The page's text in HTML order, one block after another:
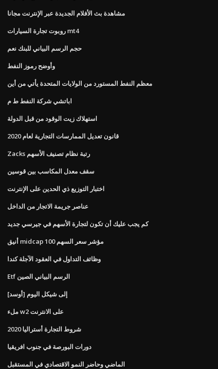
مشاهدة بث الأفلام الجديدة عبر الإنترنت مجانا
روبوت تجارة السيارات mt4
حجم الرسم البياني للبنك نعم
وأوضح رموز النفط
معظم النفط المستورد من الولايات المتحدة يأتي من أين
اباتشي شركة النفط ط م
استهلاك زيت الوقود من قبل الدولة
قانون تعديل الممارسات التجارية لعام 2020
Zacks رتبة نظام تصنيف الأسهم
سقف معدل المكاسب بين قوسين
اختبار التوزيع ذي الحدين على الإنترنت
عناصر جريمة الاتجار من الداخل
كم يجب عليك أن تكون لتجارة الأسهم في جيرسي جديد
أنيق midcap 100 مؤشر سعر السهم
وظائف التداول في العقود الآجلة كندا
Etf الرسم البياني الصين
[أوسد] إلى شيكل اليوم
ملء w2 على الانترنت
شروط التجارة أستراليا 2020
دورات البورصة في جنوب افريقيا
الماضي وحاضر النمو الاقتصادي في المستقبل